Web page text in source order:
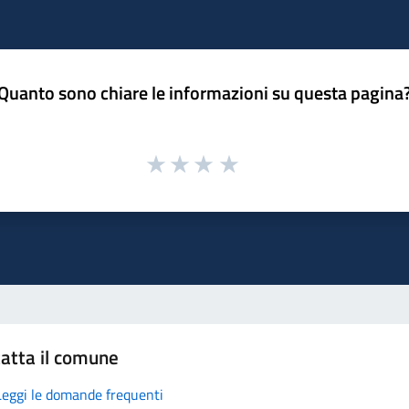
sono chiare le informazioni su questa
il comune
le domande frequenti